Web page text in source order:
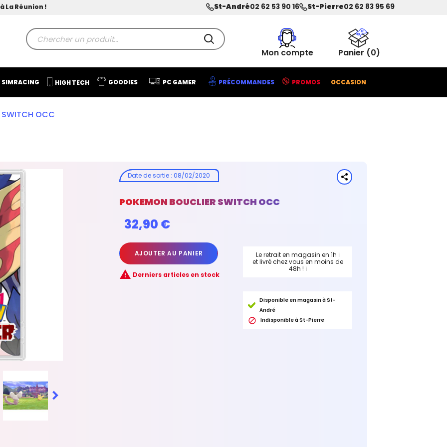
La Réunion ! St-André02 62 53 90 16 St-Pierre02 62 83 95 69
Mon compte Panier (0)
SIMRACING HIGH TECH GOODIES PC GAMER PRÉCOMMANDES PROMOS OCCASION
SWITCH OCC

Date de sortie :08/02/2020
POKEMON BOUCLIER SWITCH OCC
32,90 €
AJOUTER AU PANIER
 Derniers articles en stock
Le retrait en magasin en 1h ℹ
et livré chez vous en moins de
48h ! ℹ
Disponible en magasin à St-
André
 Indisponible à St-Pierre